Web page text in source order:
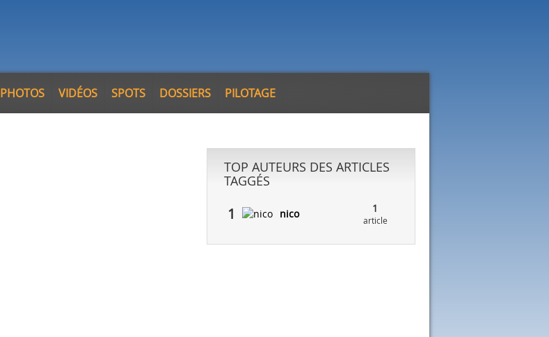
PHOTOS VIDÉOS SPOTS DOSSIERS PILOTAGE
TOP AUTEURS DES ARTICLES
TAGGÉS
1 nico 1
article